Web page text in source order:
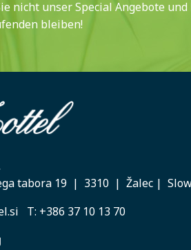
nicht unser Special Angebote und
bleiben!
tabora 19 | 3310 | Žalec |
T: +386 37 10 13 70